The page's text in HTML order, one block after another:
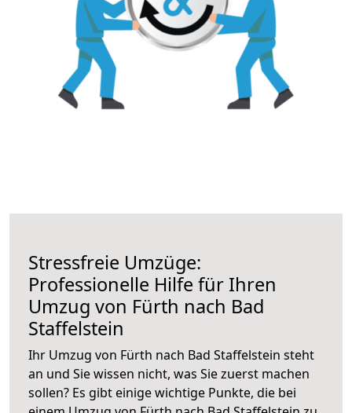
Stressfreie Umzüge:
Professionelle Hilfe für Ihren
Umzug von Fürth nach Bad
Staffelstein
Ihr Umzug von Fürth nach Bad Staffelstein steht
an und Sie wissen nicht, was Sie zuerst machen
sollen? Es gibt einige wichtige Punkte, die bei